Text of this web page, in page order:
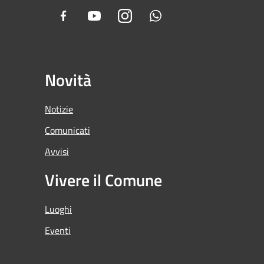
Facebook YoutubeInstagram
Novità
Notizie
Comunicati
Avvisi
Vivere il Comune
Luoghi
Eventi